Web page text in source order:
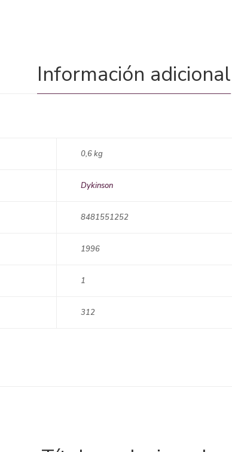
Información adicional
0,6 kg
Dykinson
8481551252
1996
1
312